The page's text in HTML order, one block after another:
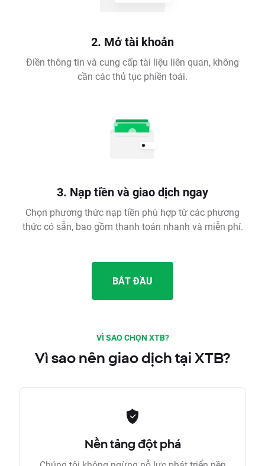
2. Mở tài khoản
Điền thông tin và cung cấp tài liệu liên quan, không
cần các thủ tục phiền toái.
3. Nạp tiền và giao dịch ngay
Chọn phương thức nạp tiền phù hợp từ các phương
thức có sẵn, bao gồm thanh toán nhanh và miễn phí.
BẮT ĐẦU
VÌ SAO CHỌN XTB?
Vì sao nên giao dịch tại XTB?
Nền tảng đột phá